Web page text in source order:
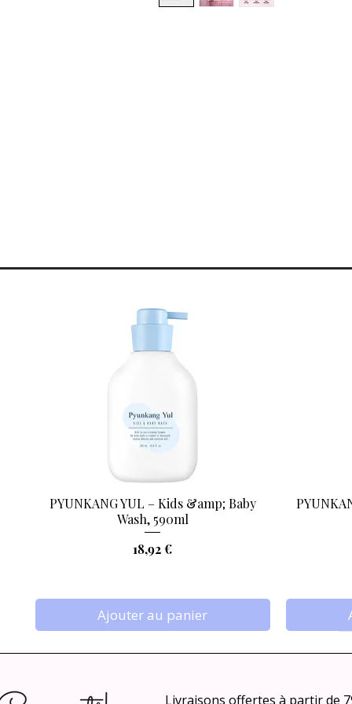
Aperçu rapide
PYUNKANG YUL – Kids &amp; Baby
Wash, 590ml
Prix
18,92 €
Ajouter au panier
Livraisons offertes à partir de